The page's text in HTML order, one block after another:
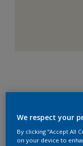
Fresh up
Spray Satin
We respect your
By clicking “Accept All
on your device to